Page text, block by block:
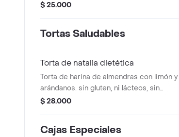
$ 25.000
Tortas Saludables
Torta de natalia dietética
Torta de harina de almendras con limón y
arándanos. sin gluten, ni lácteos, sin
azúcar añadido, endulzante eritritol cero
$ 28.000
Cajas Especiales